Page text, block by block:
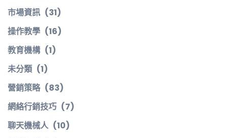
市場資訊 (31)
操作教學 (16)
教育機構 (1)
未分類 (1)
營銷策略 (83)
網絡行銷技巧 (7)
聊天機械人 (10)